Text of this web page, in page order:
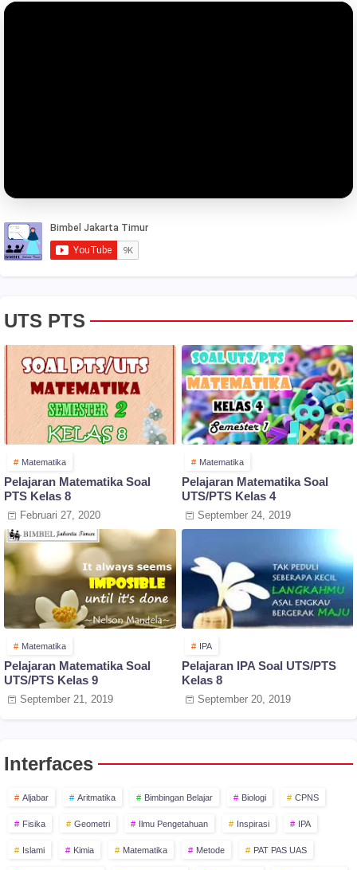
UTS PTS
Matematika
Pelajaran Matematika Soal
PTS Kelas 8
Februari 27, 2020
Matematika
Pelajaran Matematika Soal
UTS/PTS Kelas 4
September 24, 2019
Matematika
Pelajaran Matematika Soal
UTS/PTS Kelas 9
September 21, 2019
IPA
Pelajaran IPA Soal UTS/PTS
Kelas 8
September 20, 2019
Interfaces
Aljabar Aritmatika Bimbingan Belajar Biologi CPNS
Fisika Geometri Ilmu Pengetahuan Inspirasi IPA
Islami Kimia Matematika Metode PAT PAS UAS